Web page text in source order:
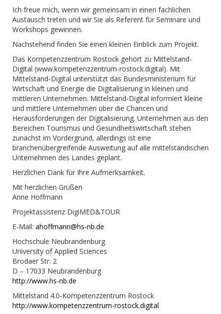
Ich freue mich, wenn wir gemeinsam in einen fachlichen
Austausch treten und wir Sie als Referent für Seminare und
Workshops gewinnen.
Nachstehend finden Sie einen kleinen Einblick zum Projekt.
Das Kompetenzzentrum Rostock gehört zu Mittelstand-
Digital (www.kompetenzzentrum-rostock.digital). Mit
Mittelstand-Digital unterstützt das Bundesministerium für
Wirtschaft und Energie die Digitalisierung in kleinen und
mittleren Unternehmen. Mittelstand-Digital informiert kleine
und mittlere Unternehmen über die Chancen und
Herausforderungen der Digitalisierung. Unternehmen aus den
Bereichen Tourismus und Gesundheitswirtschaft stehen
zunächst im Vordergrund, allerdings ist eine
branchenübergreifende Ausweitung auf alle mittelständischen
Unternehmen des Landes geplant.
Herzlichen Dank für Ihre Aufmerksamkeit.
Mit herzlichen Grüßen
Anne Hoffmann
Projektassistenz DigiMED&TOUR
E-Mail: ahoffmann@hs-nb.de
Hochschule Neubrandenburg
University of Applied Sciences
Brodaer Str. 2
D – 17033 Neubrandenburg
http://www.hs-nb.de
Mittelstand 4.0-Kompetenzzentrum Rostock
http://www.kompetenzzentrum-rostock.digital